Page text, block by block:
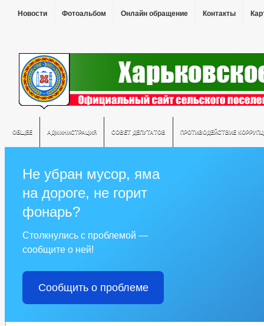
Новости Фотоальбом Онлайн обращение Контакты
ОБЩЕЕ АДМИНИСТРАЦИЯ СОВЕТ ДЕПУТАТОВ ПРОТИВОДЕЙСТВИЕ
Не убран мусор, яма
на дороге, не горит
фонарь?
Столкнулись с проблемой —
сообщите о ней!
Сообщить о проблеме